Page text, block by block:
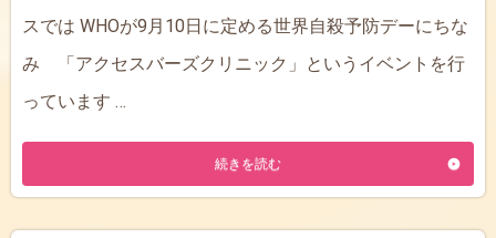
スでは WHOが9月10日に定める世界自殺予防デーにちな
み 「アクセスバーズクリニック」というイベントを行
っています …
続きを読む